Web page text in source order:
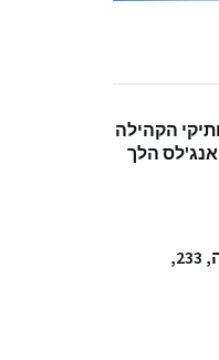
הקהילה
הלך
צפו בגיליון חנוכה, 233,